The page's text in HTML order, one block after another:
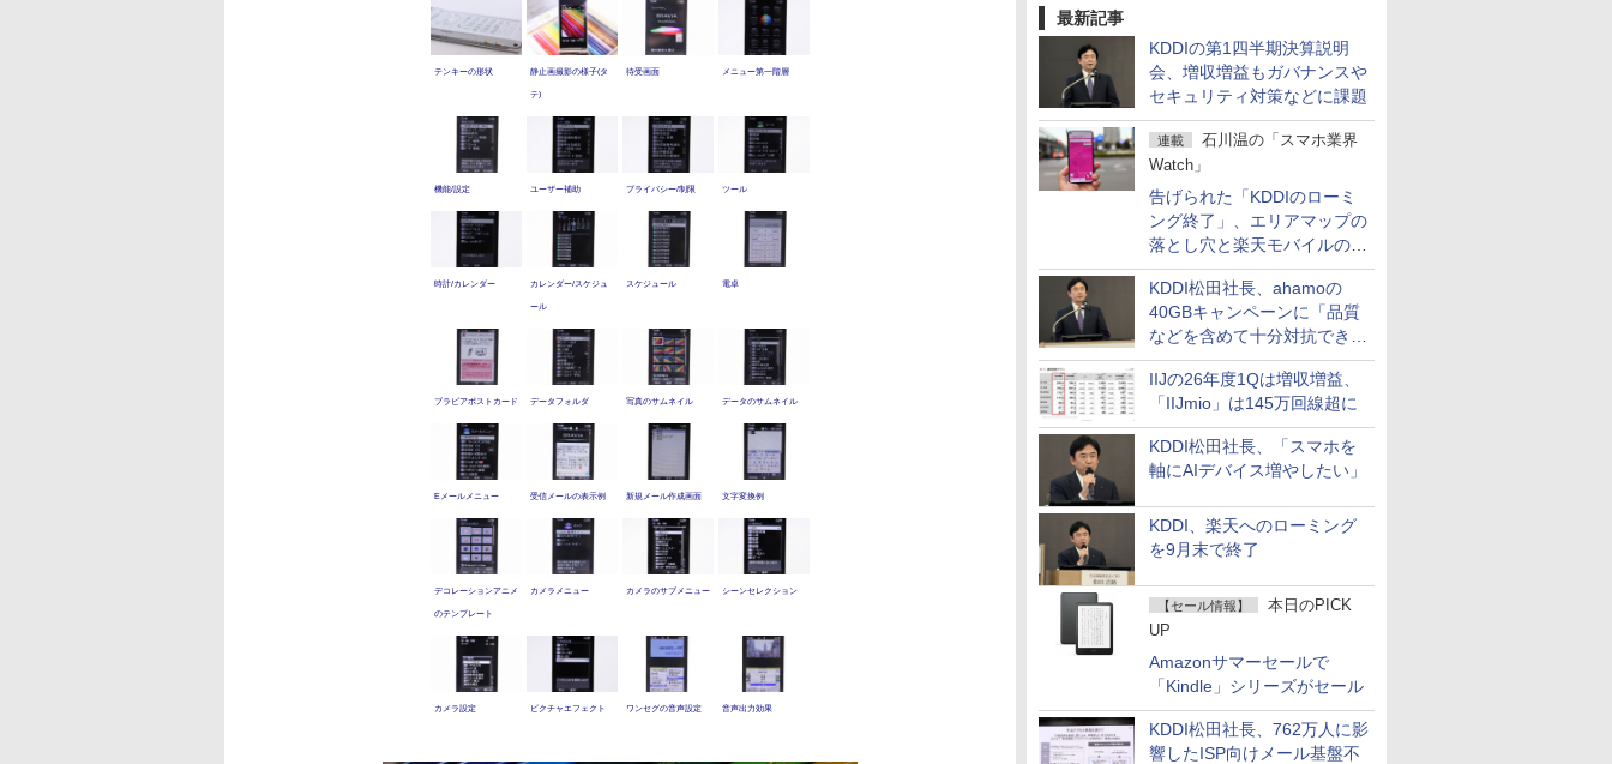
最新記事
KDDIの第1四半期決算説明
会、増収増益もガバナンスや
セキュリティ対策などに課題
連載
石川温の「スマホ業界
Watch」
告げられた「KDDIのローミ
ング終了」、エリアマップの
落とし穴と楽天モバイルの課
題
KDDI松田社長、ahamoの
40GBキャンペーンに「品質
などを含めて十分対抗でき
る」
IIJの26年度1Qは増収増益、
「IIJmio」は145万回線超に
KDDI松田社長、「スマホを
軸にAIデバイス増やしたい」
KDDI、楽天へのローミング
を9月末で終了
【セール情報】
本日のPICK
UP
Amazonサマーセールで
「Kindle」シリーズがセール
KDDI松田社長、762万人に影
響したISP向けメール基盤不
テンキーの形状 静止画撮影の様子(タ
テ)
待受画面 メニュー第一階層
機能/設定 ユーザー補助 プライバシー/制限 ツール
時計/カレンダー カレンダー/スケジュ
ール
スケジュール 電卓
ブラビアポストカード データフォルダ 写真のサムネイル データのサムネイル
Eメールメニュー 受信メールの表示例 新規メール作成画面 文字変換例
デコレーションアニメ
のテンプレート
カメラメニュー カメラのサブメニュー シーンセレクション
カメラ設定 ピクチャエフェクト ワンセグの音声設定 音声出力効果